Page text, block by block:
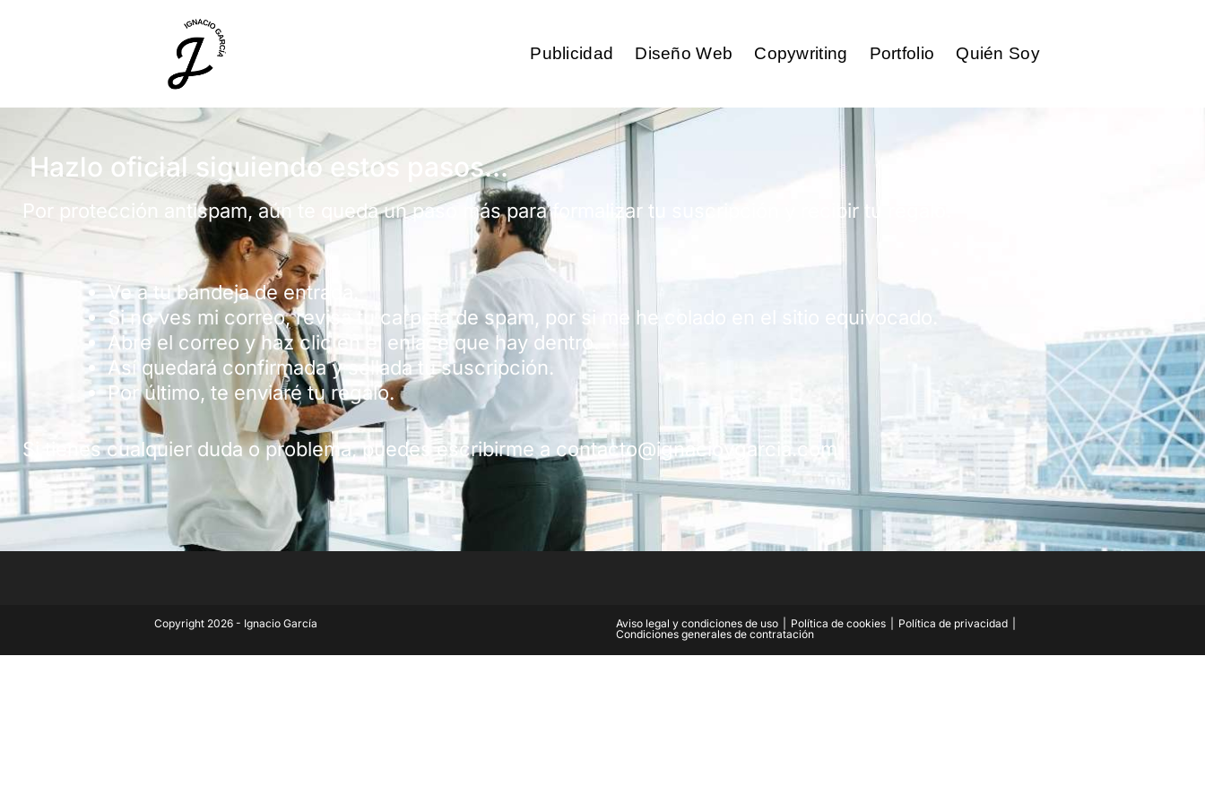
Publicidad Diseño Web Copywriting Portfolio Quién Soy
Hazlo oficial siguiendo estos pasos...
Por protección antispam, aún te queda un paso más para formalizar tu suscripción y recibir tu regalo.
Ve a tu bandeja de entrada.
Si no ves mi correo, revisa tu carpeta de spam, por si me he colado en el sitio equivocado.
Abre el correo y haz clic en el enlace que hay dentro.
Así quedará confirmada y sellada tu suscripción.
Por último, te enviaré tu regalo.
Si tienes cualquier duda o problema, puedes escribirme a contacto@ignacioygarcia.com
Aviso legal y condiciones de uso Política de cookies
Política de privacidad
Condiciones generales de contratación
Copyright 2026 - Ignacio García